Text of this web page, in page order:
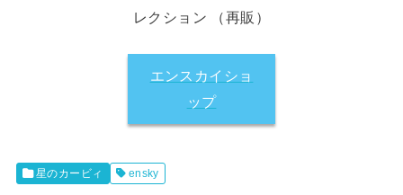
レクション （再販）
エンスカイショ
ップ
星のカービィ ensky